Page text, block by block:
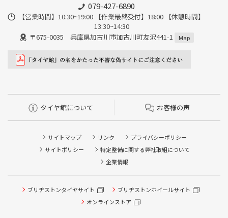
079-427-6890
【営業時間】10:30~19:00 【作業最終受付】18:00 【休憩時間】
13:30~14:30
〒675-0035 兵庫県加古川市加古川町友沢441-1
Map
タイヤ館について お客様の声
サイトマップ リンク
プライバシーポリシー
サイトポリシー
特定整備に関する弊社取組について
企業情報
ブリヂストンタイヤサイト
ブリヂストンホイールサイト
オンラインストア
タイヤ点検・安全点検/タイヤ履き替え/オイル交換/その他
ピット作業の予約